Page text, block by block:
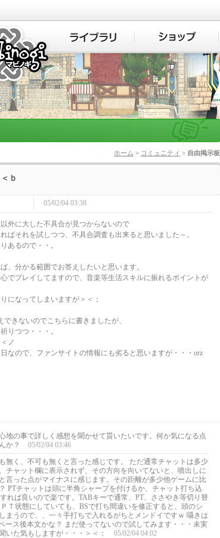
マビノギ
ホーム > コミュニティ > 自由掲示板
ｂ
05/02/04 03:38
外に大した不具合が見つからないので
ばそれを試しつつ、不具合調査も出来ると思いました～。
あるので・・。
、分かる範囲でお答えしたいと思います。
でプレイしてますので、音楽等生活スキルに振れるポイントが
になってしまいますが＞＜；
できないのでこちらに書きましたが、
りつつ・・・。
ノ
なので、ファンサイトの情報にも劣ると思いますが・・・orz
地の事で詳しく感想を聞かせて貰いたいです。何か気になる点
か？
05/02/04 03:46
無く、不可も無くと言った感じです。 ただ通常チャットは多少
チャット欄に表示されず、その方向を向いてないと、噴出しに
言った点がマイナスに感じます。その距離が多少他ゲームに比
PTチャットは頭に半角シャープを付けるか、チャット打ち込
れば良いので楽です。TABキーで通常、PT、ささやき等切り替
Ｔ状態にしていても、BSで打ち間違いを修正すると、頭のシ
まうので、、一々手打ちで入れるがちとメンドイですｗ 囁きは
ース後本文かな？ まだ使ってないので試してみます・・・未実
いた気もしますが・・・＞＜；
05/02/04 04:02